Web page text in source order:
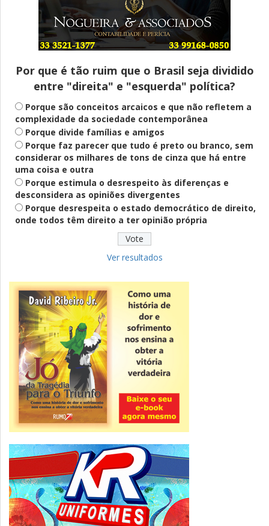
Entenda
Pix Pensão Alimentícia: entenda o que é
e como solicitar
Saúde Mental
Plataforma oferece escuta em saúde
mental para jovens no SUS Digital
Definido
PT lança Patrus Ananias como candidato
ao governo de Minas Gerais
Fies: pré-selecionados têm até terça
para complementar informações
Novidade
CNPJ alfanumérico começa a ser emitido
nesta sexta
ver todas »
Por que é tão ruim que o Brasil seja dividido
entre "direita" e "esquerda" política?
Porque são conceitos arcaicos e que não refletem a
complexidade da sociedade contemporânea
Porque divide famílias e amigos
Porque faz parecer que tudo é preto ou branco, sem
considerar os milhares de tons de cinza que há entre
uma coisa e outra
Porque estimula o desrespeito às diferenças e
desconsidera as opiniões divergentes
Porque desrespeita o estado democrático de direito,
onde todos têm direito a ter opinião própria
Ver resultados